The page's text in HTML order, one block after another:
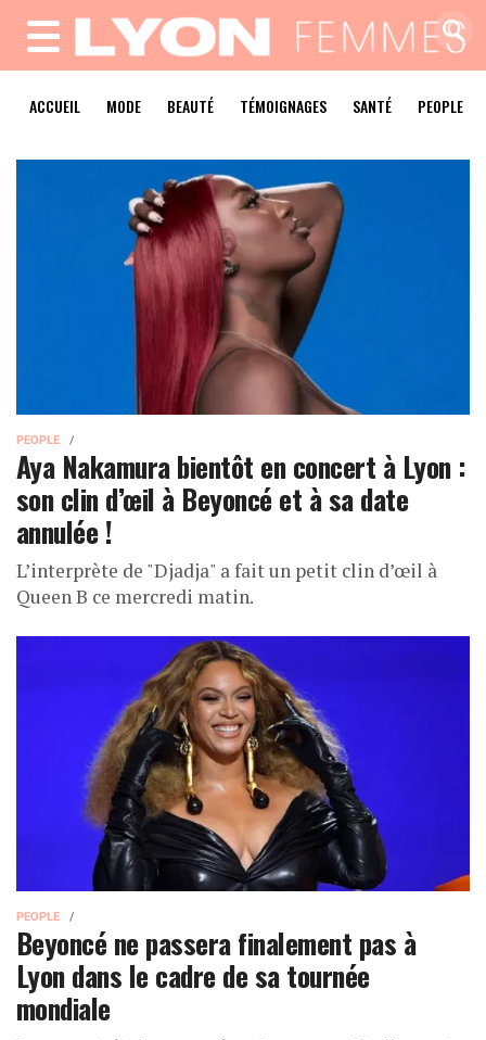
MENU
ACCUEIL MODE BEAUTÉ TÉMOIGNAGES SANTÉ PEOPLE
PEOPLE
Aya Nakamura bientôt en concert à Lyon :
son clin d’œil à Beyoncé et à sa date
annulée !
L’interprète de "Djadja" a fait un petit clin d’œil à
Queen B ce mercredi matin.
PEOPLE
Beyoncé ne passera finalement pas à
Lyon dans le cadre de sa tournée
mondiale